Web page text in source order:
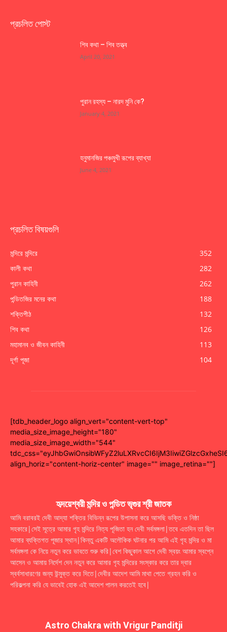
প্রচলিত পোস্ট
শিব কথা – শিব তত্ত্ব
April 20, 2021
পুরান রহস্য – নারদ মুনি কে?
January 4, 2021
হনুমানজির পঞ্চমুখী রূপের ব্যাখ্যা
June 4, 2021
প্রচলিত বিষয়গুলি
মন্দিরে মন্দিরে
352
কালী কথা
282
পুরান কাহিনী
262
পন্ডিতজির মনের কথা
188
শক্তিপীঠ
132
শিব কথা
126
মহামানব ও জীবন কাহিনী
113
দূর্গা পূজা
104
[tdb_header_logo align_vert="content-vert-top"
media_size_image_height="180"
media_size_image_width="544"
align_horiz="content-horiz-center" image="" image_retina=""]
হৃদয়েশ্বরী মন্দির ও পন্ডিত ভৃগুর শ্রী জাতক
আমি বরাবরই দেবী আদ্যা শক্তির বিভিন্ন রূপের উপাসনা করে আসছি ভক্তি ও নিষ্ঠা
সহকারে|সেই সূত্রে আমার গৃহ মন্দিরে নিত্য পূজিতা হন দেবী সর্বমঙ্গলা|তবে এতদিন তা ছিল
আমার ব্যক্তিগত পূজার স্থান|কিন্তু একটি অলৌকিক ঘটনার পর আমি এই গৃহ মন্দির ও মা
সর্বমঙ্গলা কে নিয়ে নতুন করে ভাবতে শুরু করি|বেশ কিছুকাল আগে দেবী স্বয়ং আমার স্বপ্নে
আসেন ও আমায় নির্দেশ দেন নতুন করে আমার গৃহ মন্দিরের সংস্কার করে তার দ্বার
স্বর্বসাধারণের জন্য উন্মুক্ত করে দিতে|দেবীর আদেশ আমি মাথা পেতে গ্রহন করি ও
পরিকল্পনা করি যে ভাবেই হোক এই আদেশ পালন করতেই হবে|
Astro Chakra with Vrigur Panditji